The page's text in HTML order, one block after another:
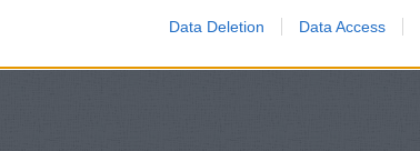
Data Deletion Data Access